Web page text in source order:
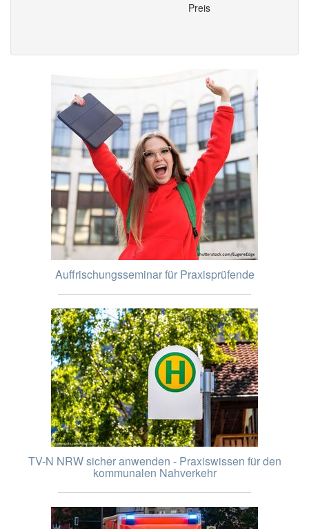
Preis
Auffrischungsseminar für Praxisprüfende
TV-N NRW sicher anwenden - Praxiswissen für den
kommunalen Nahverkehr